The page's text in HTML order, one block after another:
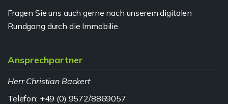
Fragen Sie uns auch gerne nach unserem digitalen
Rundgang durch die Immobilie.
Ansprechpartner
Herr Christian Backert
Telefon: +49 (0) 9572/8869057